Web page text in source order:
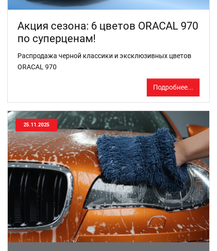
Акция сезона: 6 цветов ORACAL 970
по суперценам!
Распродажа черной классики и эксклюзивных цветов
ORACAL 970
Подробнее...
25.11.2025